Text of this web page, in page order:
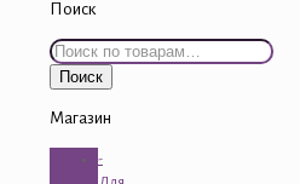
Поиск
Искать:
Поиск
Магазин
-